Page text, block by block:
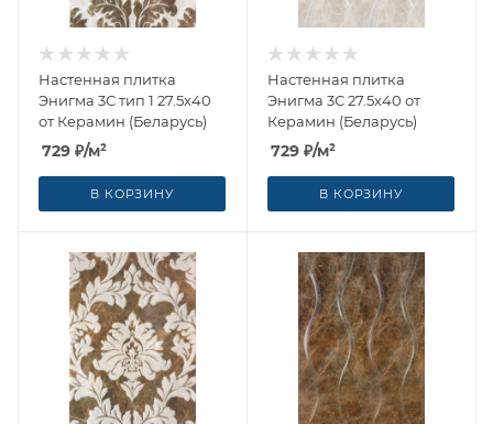
Настенная плитка
Энигма 3С тип 1 27.5x40
от Керамин (Беларусь)
729 ₽/м²
В КОРЗИНУ
Настенная плитка
Энигма 3С 27.5x40 от
Керамин (Беларусь)
729 ₽/м²
В КОРЗИНУ